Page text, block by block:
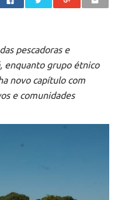
pescadoras e
enquanto grupo étnico
novo capítulo com
e comunidades